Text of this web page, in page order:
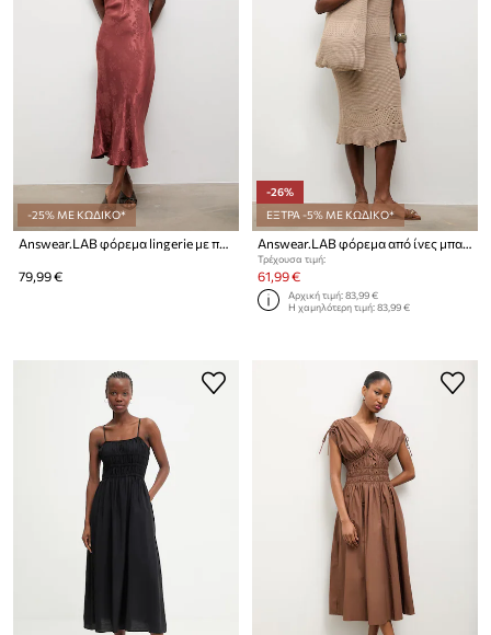
-25% ΜΕ ΚΩΔΙΚΟ*
79,99 €
-26%
ΕΞΤΡΑ -5% ΜΕ ΚΩΔΙΚΟ*
Τρέχουσα τιμή:
61,99 €
Αρχική τιμή:83,99 €
Η χαμηλότερη τιμή:83,99 €